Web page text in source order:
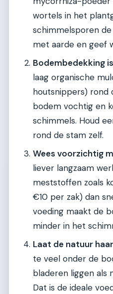
wortels in het
schimmelsporen
met aarde en geef
Bodembedekking
laag organische
houtsnippers) rond
bodem vochtig en
schimmels. Houd
rond de stam zelf.
Wees voorzichtig
liever langzaam
meststoffen zoals
€10 per zak) dan
voeding maakt de
minder in het
Laat de natuur
te veel onder de
bladeren liggen als
Dat is de ideale